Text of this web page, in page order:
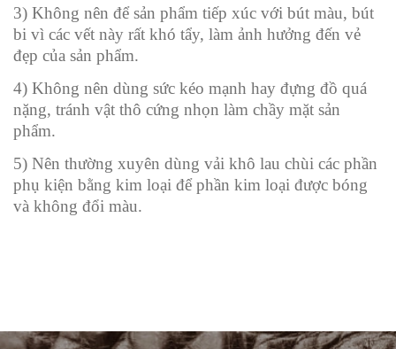
3) Không nên để sản phẩm tiếp xúc với bút màu, bút
bi vì các vết này rất khó tẩy, làm ảnh hưởng đến vẻ
đẹp của sản phẩm.
4) Không nên dùng sức kéo mạnh hay đựng đồ quá
nặng, tránh vật thô cứng nhọn làm chầy mặt sản
phẩm.
5) Nên thường xuyên dùng vải khô lau chùi các phần
phụ kiện bằng kim loại để phần kim loại được bóng
và không đổi màu.